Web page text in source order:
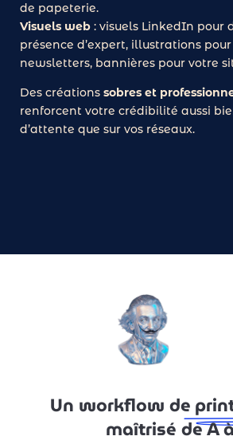
de papeterie.
Visuels web: visuels LinkedIn pour
présence d’expert, illustrations
newsletters, bannières pour votre
Des créations sobres et
renforcent votre crédibilité aussi
d’attente que sur vos réseaux.
Un workflow de
maîtrisé de A